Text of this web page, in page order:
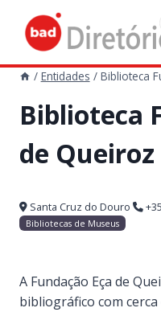
content
/ Entidades / Biblioteca
Biblioteca
de Queiroz
Santa Cruz do Douro
Bibliotecas de Museus
A Fundação Eça de
bibliográfico com